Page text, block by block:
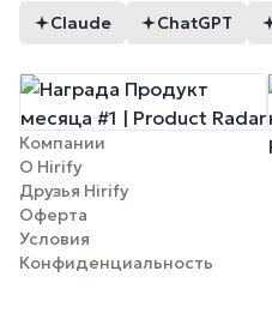
Claude ChatGPT
Компании
О Hirify
Друзья Hirify
Оферта
Условия
Конфиденциальность